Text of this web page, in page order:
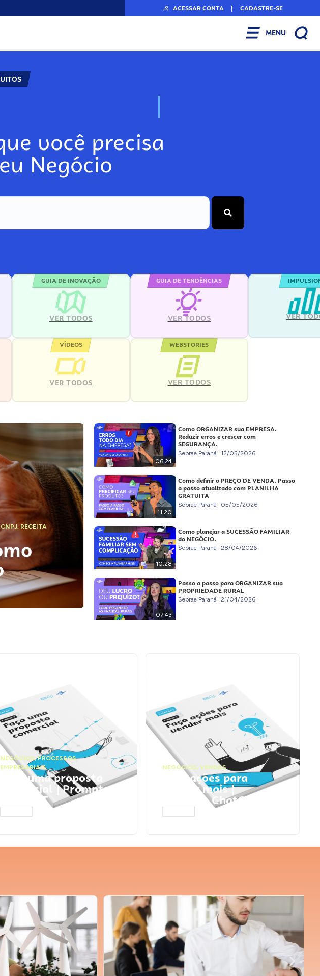
ACESSAR CONTA | CADASTRE-SE
MENU
N
você precisa
Negócio
GUIA DE INOVAÇÃO
VER TODOS
GUIA DE TENDÊNCIAS
VER TODOS VER
VÍDEOS
VER TODOS
WEBSTORIES
VER TODOS
,RECEITA
06:24
Como ORGANIZAR sua EMPRESA.
Reduzir erros e crescer com
SEGURANÇA.
Sebrae Paraná 12/05/2026
11:20
Como definir o PREÇO DE VENDA. Passo
a passo atualizado com PLANILHA
GRATUITA
Sebrae Paraná 05/05/2026
10:28
Como planejar a SUCESSÃO FAMILIAR
do NEGÓCIO.
Sebrae Paraná 28/04/2026
07:43
Passo a passo para ORGANIZAR sua
PROPRIEDADE RURAL
Sebrae Paraná 21/04/2026
NEGÓCIOS,PROCESSOS
EMPRESARIAIS
Faça uma proposta
comercial | Prompts
ChatGPT
NEGÓCIOS, VENDAS
Faça ações para
vender mais |
Prompts ChatGPT